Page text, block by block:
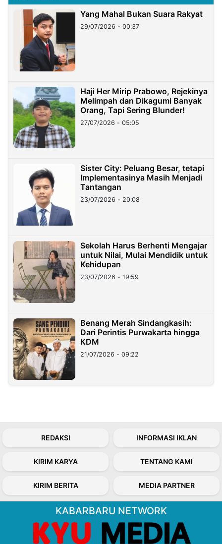
Yang Mahal Bukan Suara Rakyat
29/07/2026 - 00:37
Haji Her Mirip Prabowo, Rejekinya
Melimpah dan Dikagumi Banyak
Orang, Tapi Sering Blunder!
27/07/2026 - 05:05
Sister City: Peluang Besar, tetapi
Implementasinya Masih Menjadi
Tantangan
23/07/2026 - 20:08
Sekolah Harus Berhenti Mengajar
untuk Nilai, Mulai Mendidik untuk
Kehidupan
23/07/2026 - 19:59
Benang Merah Sindangkasih:
Dari Perintis Purwakarta hingga
KDM
21/07/2026 - 09:22
REDAKSI INFORMASI IKLAN
KIRIM KARYA TENTANG KAMI
KIRIM BERITA MEDIA PARTNER
KABARBARU NETWORK